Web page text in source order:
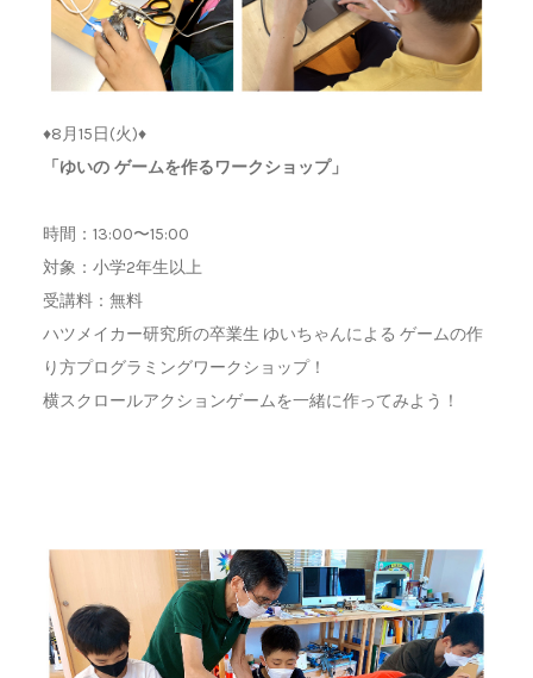
♦︎8月15日(火)♦︎
「ゆいの ゲームを作るワークショップ」
時間：13:00〜15:00
対象：小学2年生以上
受講料：無料
ハツメイカー研究所の卒業生 ゆいちゃんによる ゲームの作
り方プログラミングワークショップ！
横スクロールアクションゲームを一緒に作ってみよう！